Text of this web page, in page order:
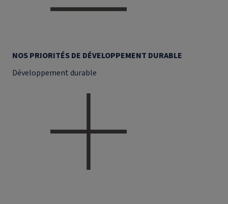
NOS PRIORITÉS DE DÉVELOPPEMENT DURABLE
Développement durable